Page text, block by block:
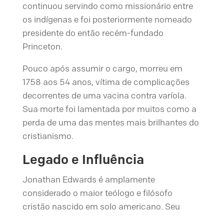
continuou servindo como missionário entre
os indígenas e foi posteriormente nomeado
presidente do então recém-fundado
Princeton.
Pouco após assumir o cargo, morreu em
1758 aos 54 anos, vítima de complicações
decorrentes de uma vacina contra varíola.
Sua morte foi lamentada por muitos como a
perda de uma das mentes mais brilhantes do
cristianismo.
Legado e Influência
Jonathan Edwards é amplamente
considerado o maior teólogo e filósofo
cristão nascido em solo americano. Seu